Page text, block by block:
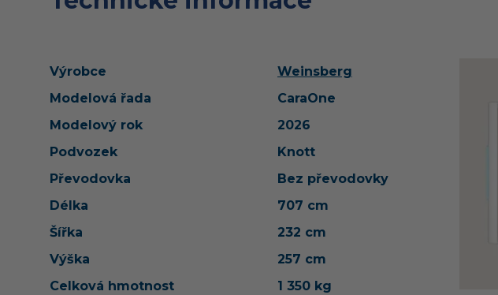
Výrobce
Weinsberg
Modelová řada
CaraOne
Modelový rok
2026
Podvozek
Knott
Převodovka
Bez převodovky
Délka
707 cm
Šířka
232 cm
Výška
257 cm
Celková hmotnost
1 350 kg